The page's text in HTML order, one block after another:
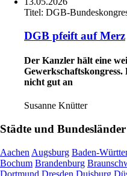
Titel: DGB-
DGB pfeift auf Merz
Der Kanzler hält eine
nicht gut an
Susanne Knütter
Städte und Bundesländer
Aachen Augsburg Baden-
Bochum Brandenburg
Dortmund Dresden Duisburg